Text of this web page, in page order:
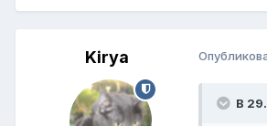
Kirya
В